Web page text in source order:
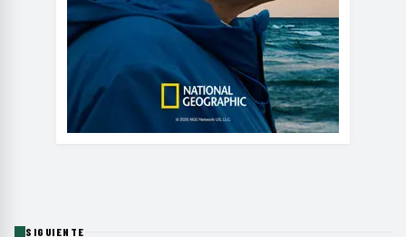
SIGUIENTE